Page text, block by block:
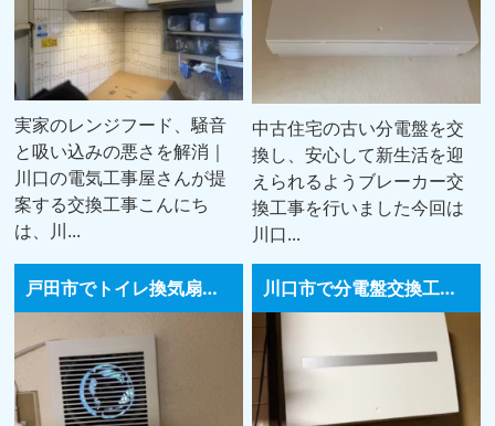
実家のレンジフード、騒音
と吸い込みの悪さを解消｜
川口の電気工事屋さんが提
案する交換工事こんにち
は、川...
中古住宅の古い分電盤を交
換し、安心して新生活を迎
えられるようブレーカー交
換工事を行いました今回は
川口...
戸田市でトイレ換気扇交換工事｜National製パイプファンをパナソニック製へ交換し騒音を解消 川口市で分電盤交換工事｜ブレーカー頻発トラブルと漏電修理の施工事例